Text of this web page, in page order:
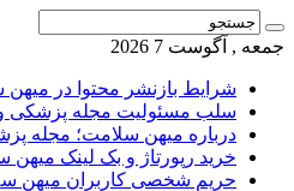
جمعه , آگوست 7 2026
شرایط بازنشر محتوا در میهن
سلب مسئولیت مجله پزشکی
درباره میهن سلامت؛ مجله
خرید رپورتاژ و بک لینک میهن
حریم شخصی کاربران میهن